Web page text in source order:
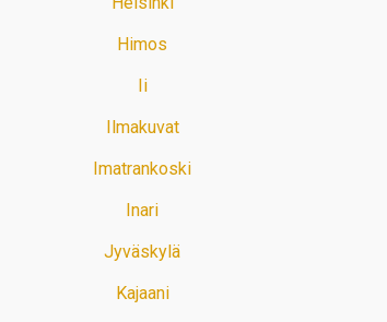
Himos
Ii
Ilmakuvat
Imatrankoski
Inari
Jyväskylä
Kajaani